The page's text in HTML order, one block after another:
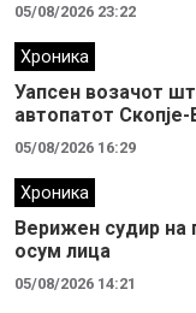
05/08/2026 23:22
Хроника
Уапсен возачот
автопатот
05/08/2026 16:29
Хроника
Верижен судир на
осум лица
05/08/2026 14:21